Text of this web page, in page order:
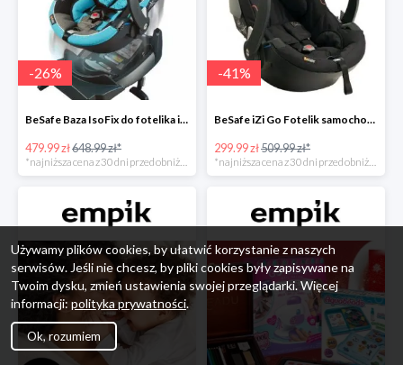
-26%
BeSafe Baza IsoFix do fotelika iZi Go -26%
479.99 zł648.99 zł*
*najniższa cena z 30 dni przed obniżką
-41%
BeSafe iZi Go Fotelik samochodowy, 0-13 kg, Czarny Cab -41%
299.99 zł509.99 zł*
*najniższa cena z 30 dni przed obniżką
Używamy plików cookies, by ułatwić korzystanie z naszych
serwisów. Jeśli nie chcesz, by pliki cookies były zapisywane na
Twoim dysku, zmień ustawienia swojej przeglądarki. Więcej
informacji: polityka prywatności.
Ok, rozumiem